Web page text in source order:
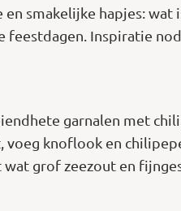
smakelijke hapjes:
Inspiratie
garnalen met
knoflook en
grof zeezout en